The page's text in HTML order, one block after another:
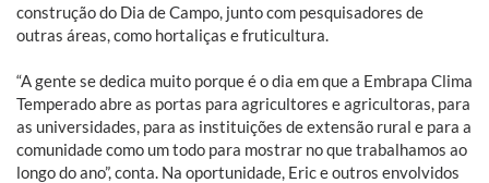
construção do Dia de Campo, junto com pesquisadores de
outras áreas, como hortaliças e fruticultura.
“A gente se dedica muito porque é o dia em que a Embrapa Clima
Temperado abre as portas para agricultores e agricultoras, para
as universidades, para as instituições de extensão rural e para a
comunidade como um todo para mostrar no que trabalhamos ao
longo do ano”, conta. Na oportunidade, Eric e outros envolvidos